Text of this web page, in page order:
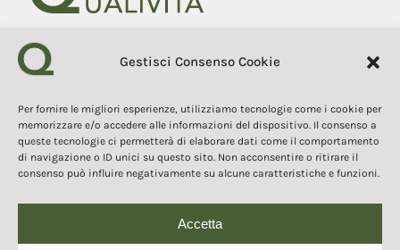
Gestisci Consenso Cookie
Per fornire le migliori esperienze, utilizziamo tecnologie come i cookie per
memorizzare e/o accedere alle informazioni del dispositivo. Il consenso a
queste tecnologie ci permetterà di elaborare dati come il comportamento
di navigazione o ID unici su questo sito. Non acconsentire o ritirare il
consenso può influire negativamente su alcune caratteristiche e funzioni.
Accetta
Fondazione Qualivita
53100 Siena (Si) Italy
Tel. +39 0577 1503049
COPYRIGHT 2025
I contenuti, i testi e le immagini di questo sito web sono di
qualsiasi forma, dei contenuti e delle immagini senza espressa